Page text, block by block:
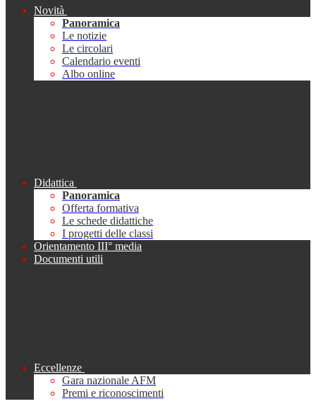
Novità
Panoramica
Le notizie
Le circolari
Calendario eventi
Albo online
Didattica
Panoramica
Offerta formativa
Le schede didattiche
I progetti delle classi
Orientamento III° media
Documenti utili
Eccellenze
Gara nazionale AFM
Premi e riconoscimenti